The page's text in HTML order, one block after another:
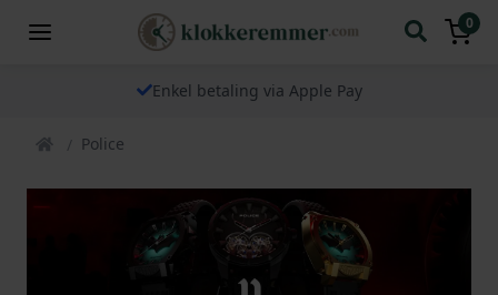
0
Enkel betaling via Apple Pay
Police